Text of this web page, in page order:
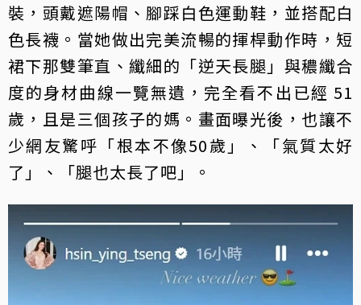
裝，頭戴遮陽帽、腳踩白色運動鞋，並搭配白
色長襪。當她做出完美流暢的揮桿動作時，短
裙下那雙筆直、纖細的「逆天長腿」與穠纖合
度的身材曲線一覽無遺，完全看不出已經 51
歲，且是三個孩子的媽。畫面曝光後，也讓不
少網友驚呼「根本不像50歲」、「氣質太好
了」、「腿也太長了吧」。